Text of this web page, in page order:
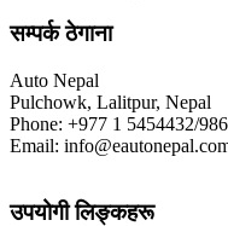
सम्पर्क ठेगाना
Auto Nepal
Pulchowk, Lalitpur, Nepal
Phone: +977 1 5454432/
Email:
उपयोगी लिङ्कहरू